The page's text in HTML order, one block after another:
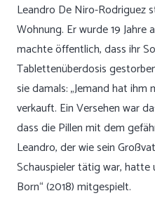
Leandro De Niro-Rodriguez
Wohnung. Er wurde 19
machte öffentlich, dass ihr
Tablettenüberdosis
sie damals: „Jemand hat
verkauft. Ein Versehen war
dass die Pillen mit dem
Leandro, der wie sein
Schauspieler tätig war, hatte
Born“ (2018) mitgespielt.